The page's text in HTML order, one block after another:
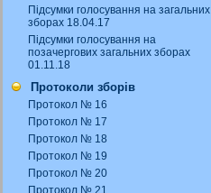
Підсумки голосування на загальних
зборах 18.04.17
Підсумки голосування на
позачергових загальних зборах
01.11.18
Протоколи зборів
Протокол № 16
Протокол № 17
Протокол № 18
Протокол № 19
Протокол № 20
Протокол № 21